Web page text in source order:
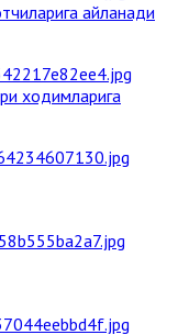
айланади
ходимларига